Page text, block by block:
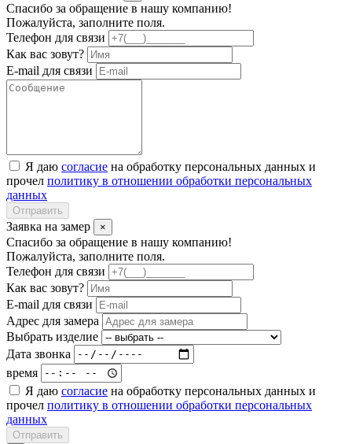
Спасибо за обращение в нашу компанию!
Пожалуйста, заполните поля.
Телефон для связи
Как вас зовут?
E-mail для связи
Я даю согласие на обработку персональных данных и
прочел политику в отношении обработки персональных
данных
Отправить
Заявка на замер ×
Спасибо за обращение в нашу компанию!
Пожалуйста, заполните поля.
Телефон для связи
Как вас зовут?
E-mail для связи
Адрес для замера
Выбрать изделие
Дата звонка
время
Я даю согласие на обработку персональных данных и
прочел политику в отношении обработки персональных
данных
Отправить